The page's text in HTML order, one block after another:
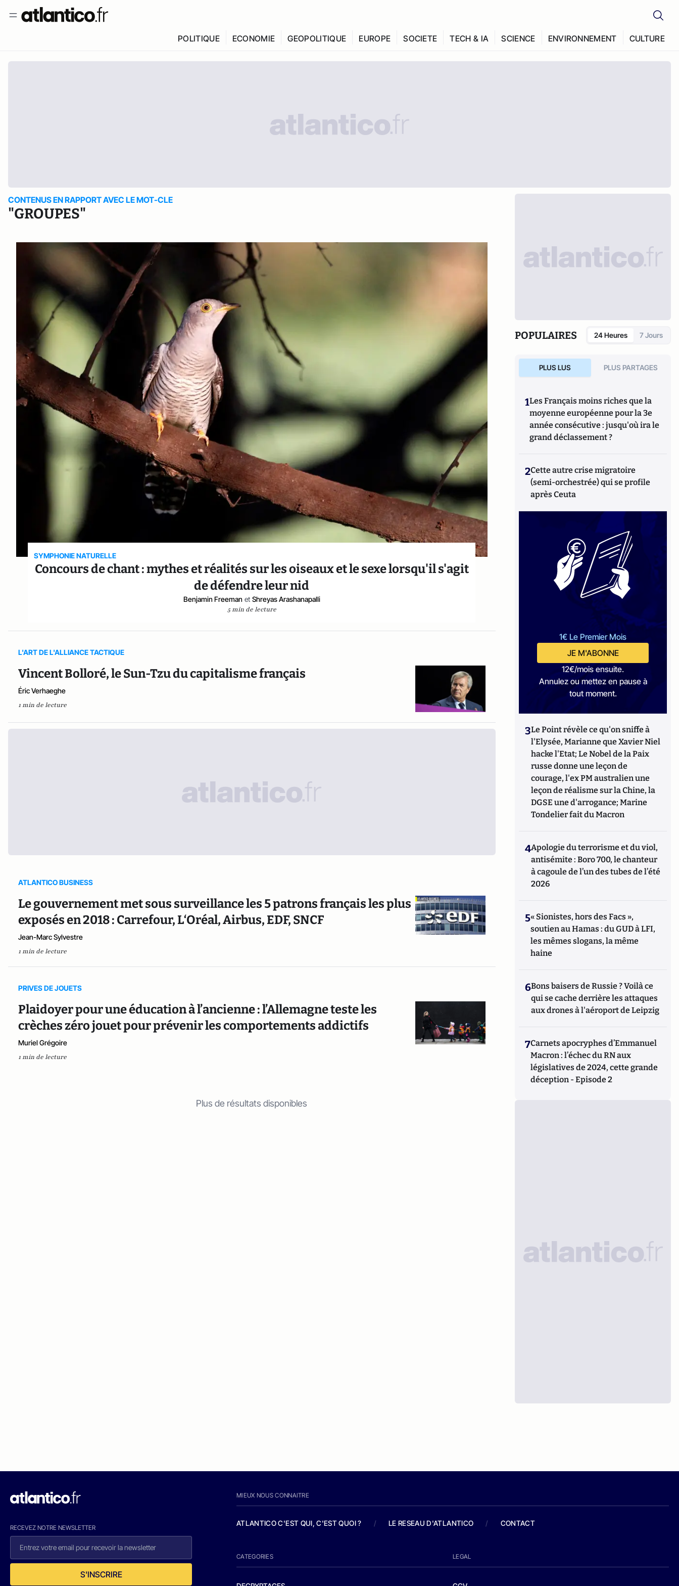
POLITIQUE ECONOMIE GEOPOLITIQUE EUROPE SOCIETE TECH & IA SCIENCE ENVIRONNEMENT CULTURE
CONTENUS EN RAPPORT AVEC LE MOT-CLE
"GROUPES"
SYMPHONIE NATURELLE
Concours de chant : mythes et réalités sur les oiseaux et le sexe lorsqu'il s'agit
de défendre leur nid
Benjamin Freeman et Shreyas Arashanapalli
5 min de lecture
L'ART DE L'ALLIANCE TACTIQUE
Vincent Bolloré, le Sun-Tzu du capitalisme français
Éric Verhaeghe
1 min de lecture
ATLANTICO BUSINESS
Le gouvernement met sous surveillance les 5 patrons français les plus
exposés en 2018 : Carrefour, L‘Oréal, Airbus, EDF, SNCF
Jean-Marc Sylvestre
1 min de lecture
PRIVES DE JOUETS
Plaidoyer pour une éducation à l’ancienne : l’Allemagne teste les
crèches zéro jouet pour prévenir les comportements addictifs
Muriel Grégoire
1 min de lecture
Plus de résultats disponibles
POPULAIRES 24 Heures 7 Jours
PLUS LUS PLUS PARTAGES
1Les Français moins riches que la
moyenne européenne pour la 3e
année consécutive : jusqu'où ira le
grand déclassement ?
2Cette autre crise migratoire
(semi-orchestrée) qui se profile
après Ceuta
1€ Le Premier Mois
JE M'ABONNE
12€/mois ensuite.
Annulez ou mettez en pause à
tout moment.
3Le Point révèle ce qu'on sniffe à
l'Elysée, Marianne que Xavier Niel
hacke l'Etat; Le Nobel de la Paix
russe donne une leçon de
courage, l'ex PM australien une
leçon de réalisme sur la Chine, la
DGSE une d'arrogance; Marine
Tondelier fait du Macron
4Apologie du terrorisme et du viol,
antisémite : Boro 700, le chanteur
à cagoule de l’un des tubes de l’été
2026
5« Sionistes, hors des Facs »,
soutien au Hamas : du GUD à LFI,
les mêmes slogans, la même
haine
6Bons baisers de Russie ? Voilà ce
qui se cache derrière les attaques
aux drones à l'aéroport de Leipzig
7Carnets apocryphes d’Emmanuel
Macron : l’échec du RN aux
législatives de 2024, cette grande
déception - Episode 2
RECEVEZ NOTRE NEWSLETTER
S'INSCRIRE
MIEUX NOUS CONNAITRE
ATLANTICO C'EST QUI, C'EST QUOI ? / LE RESEAU D'ATLANTICO / CONTACT
CATEGORIES LEGAL